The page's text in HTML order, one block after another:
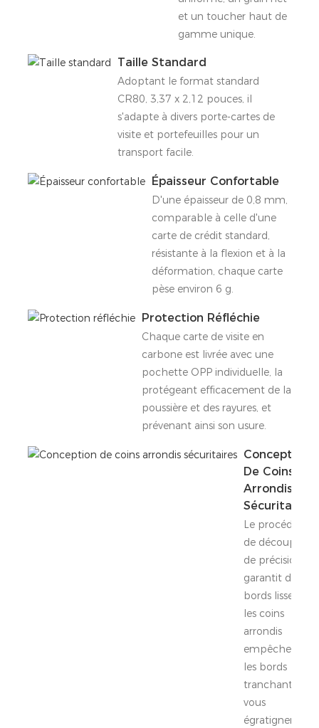
et un toucher haut de
gamme unique.
Taille Standard
Adoptant le format standard
CR80, 3,37 x 2,12 pouces, il
s'adapte à divers porte-cartes de
visite et portefeuilles pour un
transport facile.
Épaisseur Confortable
D'une épaisseur de 0,8 mm,
comparable à celle d'une
carte de crédit standard,
résistante à la flexion et à la
déformation, chaque carte
pèse environ 6 g.
Protection Réfléchie
Chaque carte de visite en
carbone est livrée avec une
pochette OPP individuelle, la
protégeant efficacement de la
poussière et des rayures, et
prévenant ainsi son usure.
Conception
De Coins
Arrondis
Sécuritaires
Le procédé
de découpe
de précision
garantit des
bords lisses, et
les coins
arrondis
empêchent
les bords
tranchants de
vous
égratigner les